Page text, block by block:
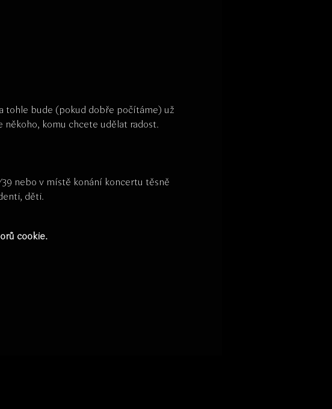
tohle bude (pokud dobře počítáme) už
komu chcete udělat radost.
nebo v místě konání koncertu těsně
děti.
cookie.